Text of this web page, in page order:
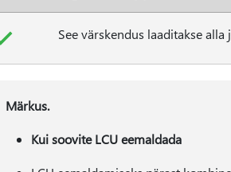
See värskendus laaditakse
Märkus.
Kui soovite LCU eemaldada